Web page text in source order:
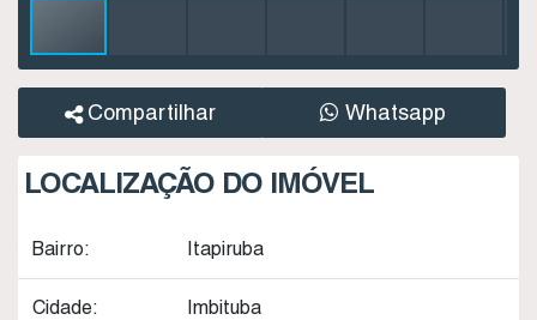
Compartilhar Whatsapp
LOCALIZAÇÃO DO IMÓVEL
Bairro: Itapiruba
Cidade: Imbituba